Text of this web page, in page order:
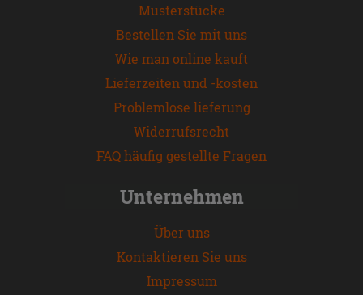
Musterstücke
Bestellen Sie mit uns
Wie man online kauft
Lieferzeiten und -kosten
Problemlose lieferung
Widerrufsrecht
FAQ häufig gestellte Fragen
Unternehmen
Über uns
Kontaktieren Sie uns
Impressum